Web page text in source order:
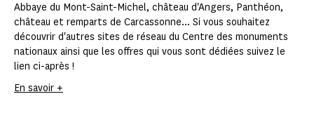
Abbaye du Mont-Saint-Michel, château d'Angers, Panthéon,
château et remparts de Carcassonne... Si vous souhaitez
découvrir d'autres sites de réseau du Centre des monuments
nationaux ainsi que les offres qui vous sont dédiées suivez le
lien ci-après !
En savoir +